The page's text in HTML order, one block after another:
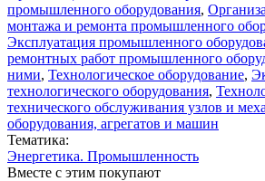
промышленного оборудования,
монтажа и ремонта промышленного
Эксплуатация промышленного
ремонтных работ промышленного
ними, Технологическое оборудование,
технологического оборудования,
технического обслуживания узлов и
оборудования, агрегатов и машин
Тематика:
Энергетика. Промышленность
Вместе с этим покупают